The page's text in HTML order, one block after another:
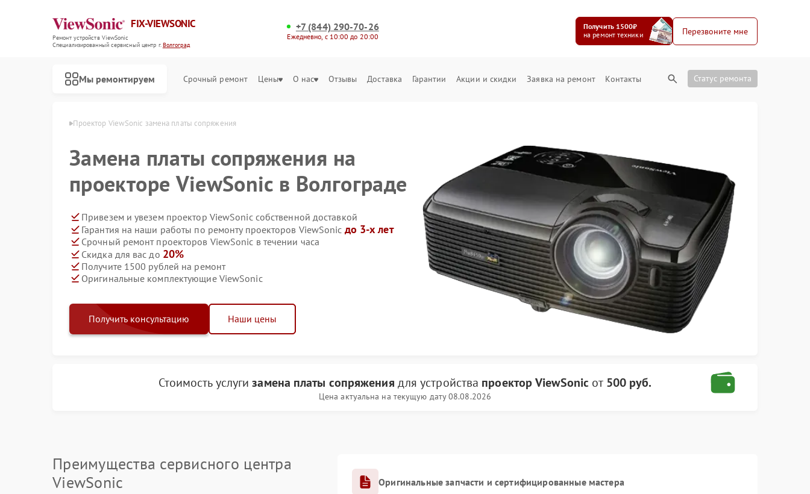
FIX-VIEWSONIC
Ремонт устройств ViewSonic
Специализированный cервисный центр г.Волгоград
+7 (844) 290-70-26
Ежедневно, с 10:00 до 20:00
Получить 1500₽
на ремонт техники
Перезвоните мне
Мы ремонтируем Срочный ремонт Цены О нас Отзывы Доставка Гарантии Акции и скидки Заявка на ремонт Контакты Статус ремонта
Проектор ViewSonic замена платы сопряжения
Замена платы сопряжения на
проекторе ViewSonic в Волгограде
Привезем и увезем проектор ViewSonic собственной доставкой
Гарантия на наши работы по ремонту проекторов ViewSonic до 3-х лет
Срочный ремонт проекторов ViewSonic в течении часа
Скидка для вас до 20%
Получите 1500 рублей на ремонт
Оригинальные комплектующие ViewSonic
Получить консультацию Наши цены
Стоимость услугизамена платы сопряжения для устройства проектор ViewSonic от 500 руб.
Цена актуальна на текущую дату 08.08.2026
Преимущества сервисного центра
ViewSonic
Оригинальные запчасти и сертифицированные мастера